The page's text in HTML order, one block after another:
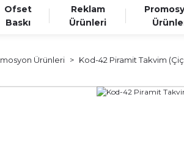
Ofset
Baskı
Reklam
Ürünleri
Ürünleri Kod-42 Piramit Takvim